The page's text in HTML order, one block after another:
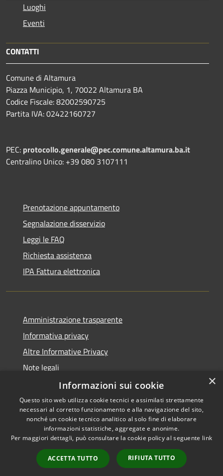
Luoghi
Eventi
CONTATTI
Comune di Altamura
Piazza Municipio, 1, 70022 Altamura BA
Codice Fiscale: 82002590725
Partita IVA: 02422160727
PEC: protocollo.generale@pec.comune.altamura.ba.it
Centralino Unico: +39 080 3107111
Prenotazione appuntamento
Segnalazione disservizio
Leggi le FAQ
Richiesta assistenza
IPA Fattura elettronica
Amministrazione trasparente
Informativa privacy
Altre Informative Privacy
Note legali
Dichiarazione di accessibilità
RSS
Accessibilità
Copyright © 2026 • Comune di
Municipium•
Accesso
redazione
×
Informazioni sui cookie
Questo sito web utilizza cookie tecnici e assimilati strettamente
necessari al corretto funzionamento e alla navigazione del sito,
nonché un cookie tecnico analitico al solo fine di elaborare
informazioni statistiche, aggregate e anonime.
Per maggiori dettagli, può consultare la cookie policy al seguente link
ACCETTA TUTTO RIFIUTA TUTTO